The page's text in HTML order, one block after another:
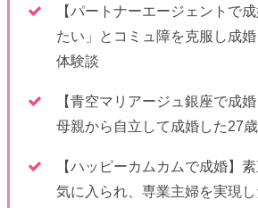
【パートナーエージェントで
たい」とコミュ障を克服し成
体験談
【青空マリアージュ銀座で成
母親から自立して成婚した27
【ハッピーカムカムで成婚】
気に入られ、専業主婦を実現